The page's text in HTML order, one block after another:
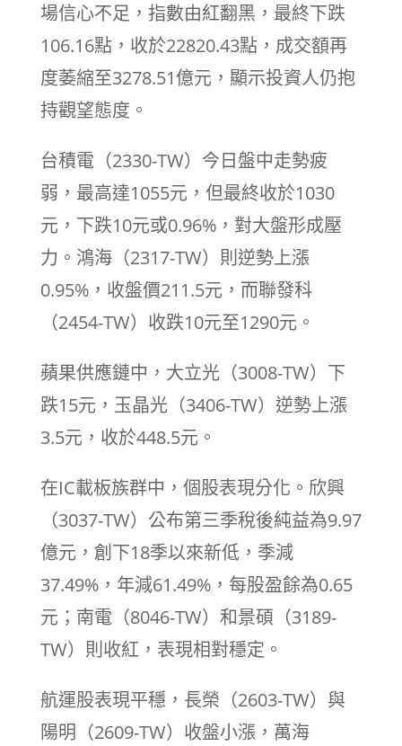
場信心不足，指數由紅翻黑，最終下跌
106.16點，收於22820.43點，成交額再
度萎縮至3278.51億元，顯示投資人仍抱
持觀望態度。
台積電（2330-TW）今日盤中走勢疲
弱，最高達1055元，但最終收於1030
元，下跌10元或0.96%，對大盤形成壓
力。鴻海（2317-TW）則逆勢上漲
0.95%，收盤價211.5元，而聯發科
（2454-TW）收跌10元至1290元。
蘋果供應鏈中，大立光（3008-TW）下
跌15元，玉晶光（3406-TW）逆勢上漲
3.5元，收於448.5元。
在IC載板族群中，個股表現分化。欣興
（3037-TW）公布第三季稅後純益為9.97
億元，創下18季以來新低，季減
37.49%，年減61.49%，每股盈餘為0.65
元；南電（8046-TW）和景碩（3189-
TW）則收紅，表現相對穩定。
航運股表現平穩，長榮（2603-TW）與
陽明（2609-TW）收盤小漲，萬海